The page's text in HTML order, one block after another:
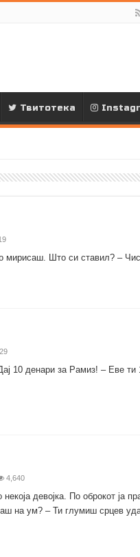
Твитотека
Што си ставил? –
10 денари за Рамиз! – Еве ти
4,640
девојка. По оброкот ја
на ум? – Ти глумиш срцев